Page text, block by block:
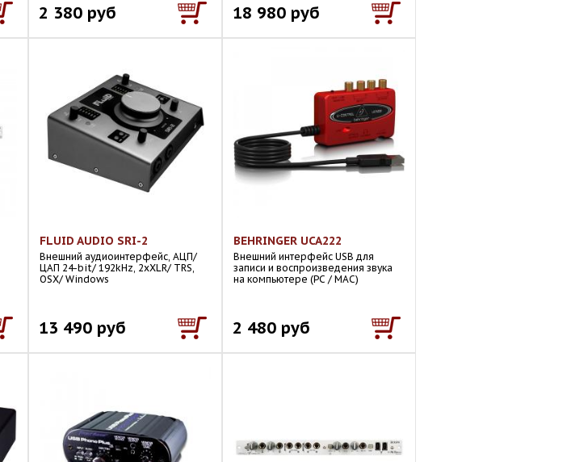
2 380 руб 18 980 руб
FLUID AUDIO SRI-2
Внешний аудиоинтерфейс, АЦП/
ЦАП 24-bit/ 192kHz, 2хXLR/ TRS,
OSX/ Windows
13 490 руб
BEHRINGER UCA222
Внешний интерфейс USB для
записи и воспроизведения звука
на компьютере (PC / MAC)
2 480 руб